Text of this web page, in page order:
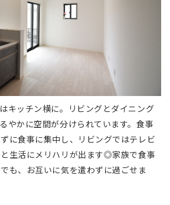
キッチン横に。リビングとダイニング
やかに空間が分けられています。食事
に食事に集中し、リビングではテレビ
生活にメリハリが出ます◎家族で食事
も、お互いに気を遣わずに過ごせま